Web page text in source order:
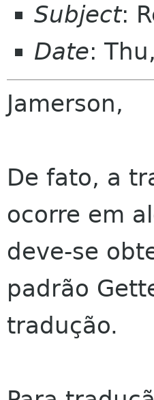
Subject:
Date:
Jamerson,
De fato, a
ocorre em
deve-se
padrão
tradução.